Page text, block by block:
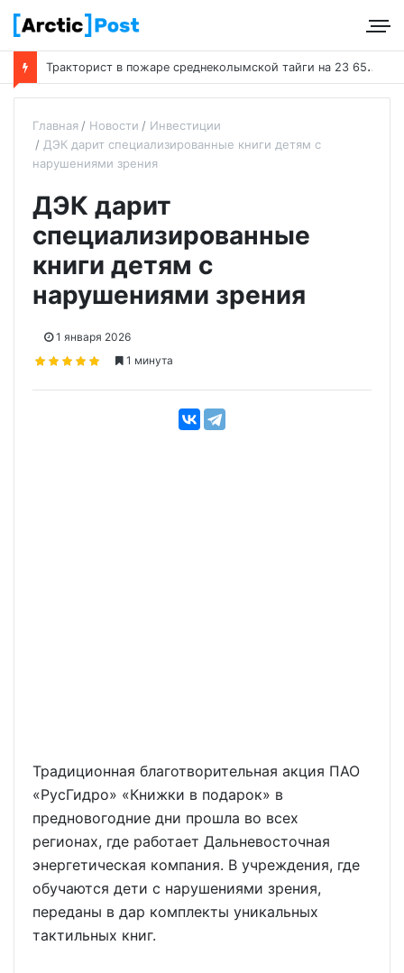
Т
ракторист в пожаре среднеколымской тайги на 23 650 га не виноват
Главная Новости
Инвестиции
ДЭК дарит специализированные книги детям с
нарушениями зрения
ДЭК дарит
специализированные
книги детям с
нарушениями зрения
1 января 2026
1 минута
Традиционная благотворительная акция ПАО
«РусГидро» «Книжки в подарок» в
предновогодние дни прошла во всех
регионах, где работает Дальневосточная
энергетическая компания. В учреждения, где
обучаются дети с нарушениями зрения,
переданы в дар комплекты уникальных
тактильных книг.